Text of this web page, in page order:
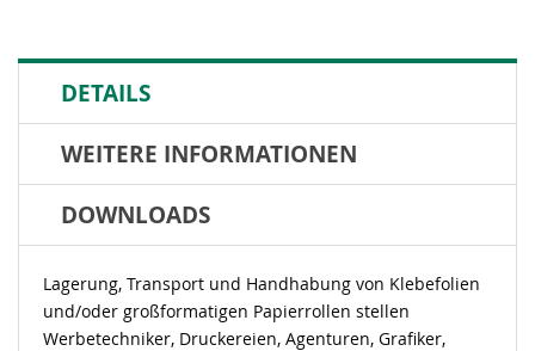
DETAILS
WEITERE INFORMATIONEN
DOWNLOADS
Lagerung, Transport und Handhabung von Klebefolien
und/oder großformatigen Papierrollen stellen
Werbetechniker, Druckereien, Agenturen, Grafiker,